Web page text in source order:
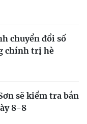
chuyển đổi số
chính trị hè
sẽ kiểm tra bắn
8-8